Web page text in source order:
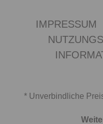
IMPRESSUM
* Unverbindliche